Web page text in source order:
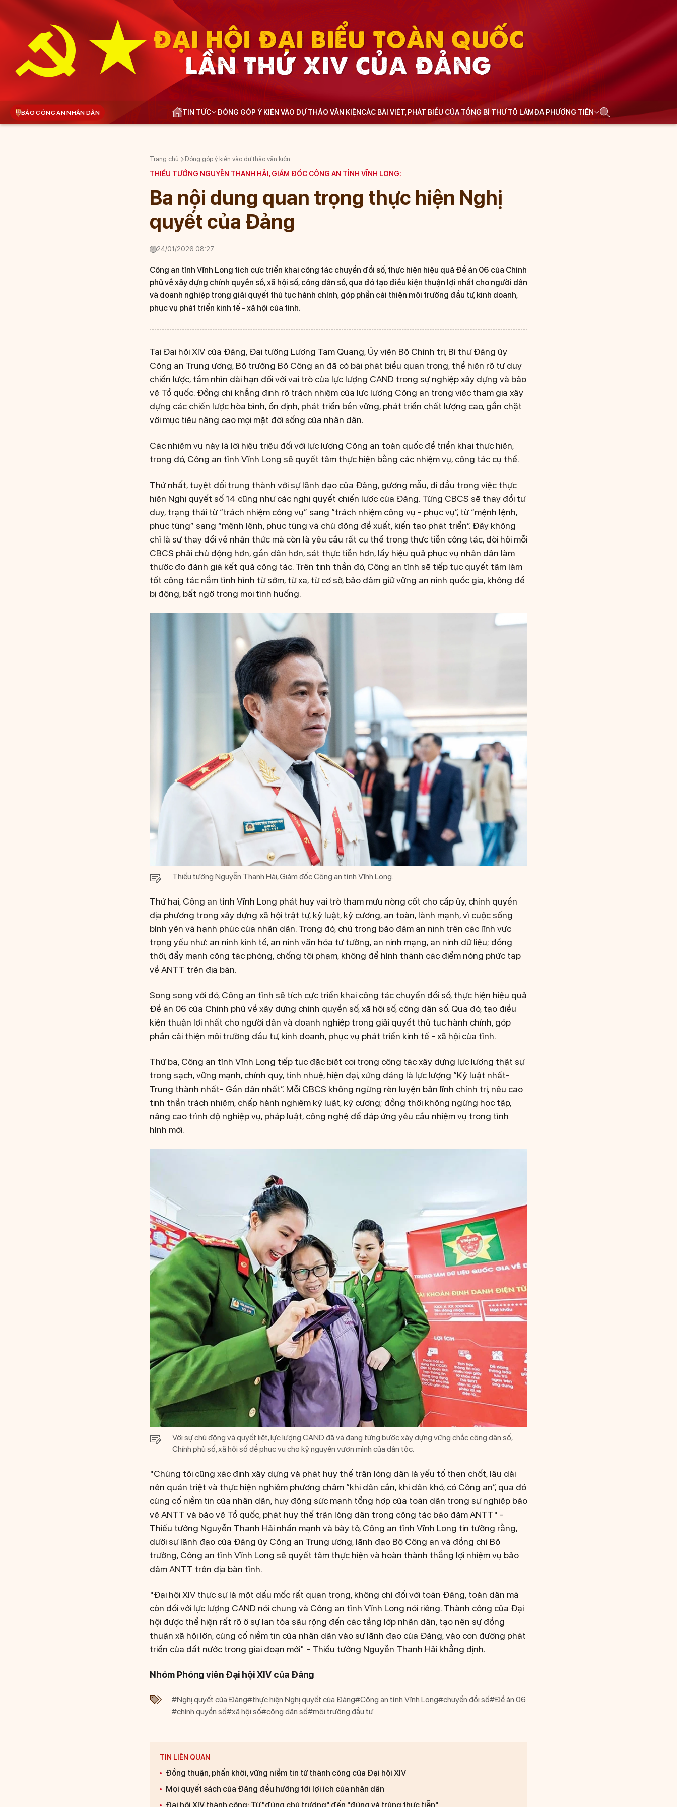
ĐẠI HỘI ĐẠI BIỂU TOÀN QUỐC
LẦN THỨ XIV CỦA ĐẢNG
BÁO CÔNG AN NHÂN DÂN TIN TỨC ĐÓNG GÓP Ý KIẾN VÀO DỰ THẢO VĂN KIỆNCÁC BÀI VIẾT, PHÁT BIỂU CỦA TỔNG BÍ THƯ TÔ LÂMĐA PHƯƠNG TIỆN
Trang chủ Đóng góp ý kiến vào dự thảo văn kiện
THIẾU TƯỚNG NGUYỄN THANH HẢI, GIÁM ĐỐC CÔNG AN TỈNH VĨNH LONG:
Ba nội dung quan trọng thực hiện Nghị
quyết của Đảng
24/01/2026 08:27
Công an tỉnh Vĩnh Long tích cực triển khai công tác chuyển đổi số, thực hiện hiệu quả Đề án 06 của Chính
phủ về xây dựng chính quyền số, xã hội số, công dân số, qua đó tạo điều kiện thuận lợi nhất cho người dân
và doanh nghiệp trong giải quyết thủ tục hành chính, góp phần cải thiện môi trường đầu tư, kinh doanh,
phục vụ phát triển kinh tế - xã hội của tỉnh.
Tại Đại hội XIV của Đảng, Đại tướng Lương Tam Quang, Ủy viên Bộ Chính trị, Bí thư Đảng ủy
Công an Trung ương, Bộ trưởng Bộ Công an đã có bài phát biểu quan trọng, thể hiện rõ tư duy
chiến lược, tầm nhìn dài hạn đối với vai trò của lực lượng CAND trong sự nghiệp xây dựng và bảo
vệ Tổ quốc. Đồng chí khẳng định rõ trách nhiệm của lực lượng Công an trong việc tham gia xây
dựng các chiến lược hòa bình, ổn định, phát triển bền vững, phát triển chất lượng cao, gắn chặt
với mục tiêu nâng cao mọi mặt đời sống của nhân dân.
Các nhiệm vụ này là lời hiệu triệu đối với lực lượng Công an toàn quốc để triển khai thực hiện,
trong đó, Công an tỉnh Vĩnh Long sẽ quyết tâm thực hiện bằng các nhiệm vụ, công tác cụ thể.
Thứ nhất, tuyệt đối trung thành với sự lãnh đạo của Đảng, gương mẫu, đi đầu trong việc thực
hiện Nghị quyết số 14 cũng như các nghị quyết chiến lược của Đảng. Từng CBCS sẽ thay đổi tư
duy, trạng thái từ “trách nhiệm công vụ” sang “trách nhiệm công vụ - phục vụ”, từ “mệnh lệnh,
phục tùng” sang “mệnh lệnh, phục tùng và chủ động đề xuất, kiến tạo phát triển”. Đây không
chỉ là sự thay đổi về nhận thức mà còn là yêu cầu rất cụ thể trong thực tiễn công tác, đòi hỏi mỗi
CBCS phải chủ động hơn, gần dân hơn, sát thực tiễn hơn, lấy hiệu quả phục vụ nhân dân làm
thước đo đánh giá kết quả công tác. Trên tinh thần đó, Công an tỉnh sẽ tiếp tục quyết tâm làm
tốt công tác nắm tình hình từ sớm, từ xa, từ cơ sở, bảo đảm giữ vững an ninh quốc gia, không để
bị động, bất ngờ trong mọi tình huống.
Thiếu tướng Nguyễn Thanh Hải, Giám đốc Công an tỉnh Vĩnh Long.
Thứ hai, Công an tỉnh Vĩnh Long phát huy vai trò tham mưu nòng cốt cho cấp ủy, chính quyền
địa phương trong xây dựng xã hội trật tự, kỷ luật, kỷ cương, an toàn, lành mạnh, vì cuộc sống
bình yên và hạnh phúc của nhân dân. Trong đó, chú trọng bảo đảm an ninh trên các lĩnh vực
trọng yếu như: an ninh kinh tế, an ninh văn hóa tư tưởng, an ninh mạng, an ninh dữ liệu; đồng
thời, đẩy mạnh công tác phòng, chống tội phạm, không để hình thành các điểm nóng phức tạp
về ANTT trên địa bàn.
Song song với đó, Công an tỉnh sẽ tích cực triển khai công tác chuyển đổi số, thực hiện hiệu quả
Đề án 06 của Chính phủ về xây dựng chính quyền số, xã hội số, công dân số. Qua đó, tạo điều
kiện thuận lợi nhất cho người dân và doanh nghiệp trong giải quyết thủ tục hành chính, góp
phần cải thiện môi trường đầu tư, kinh doanh, phục vụ phát triển kinh tế - xã hội của tỉnh.
Thứ ba, Công an tỉnh Vĩnh Long tiếp tục đặc biệt coi trọng công tác xây dựng lực lượng thật sự
trong sạch, vững mạnh, chính quy, tinh nhuệ, hiện đại, xứng đáng là lực lượng “Kỷ luật nhất-
Trung thành nhất- Gần dân nhất”. Mỗi CBCS không ngừng rèn luyện bản lĩnh chính trị, nêu cao
tinh thần trách nhiệm, chấp hành nghiêm kỷ luật, kỷ cương; đồng thời không ngừng học tập,
nâng cao trình độ nghiệp vụ, pháp luật, công nghệ để đáp ứng yêu cầu nhiệm vụ trong tình
hình mới.
Với sự chủ động và quyết liệt, lực lượng CAND đã và đang từng bước xây dựng vững chắc công dân số,
Chính phủ số, xã hội số để phục vụ cho kỷ nguyên vươn mình của dân tộc.
"Chúng tôi cũng xác định xây dựng và phát huy thế trận lòng dân là yếu tố then chốt, lâu dài
nên quán triệt và thực hiện nghiêm phương châm “khi dân cần, khi dân khó, có Công an”, qua đó
củng cố niềm tin của nhân dân, huy động sức mạnh tổng hợp của toàn dân trong sự nghiệp bảo
vệ ANTT và bảo vệ Tổ quốc, phát huy thế trận lòng dân trong công tác bảo đảm ANTT" -
Thiếu tướng Nguyễn Thanh Hải nhấn mạnh và bày tỏ, Công an tỉnh Vĩnh Long tin tưởng rằng,
dưới sự lãnh đạo của Đảng ủy Công an Trung ương, lãnh đạo Bộ Công an và đồng chí Bộ
trưởng, Công an tỉnh Vĩnh Long sẽ quyết tâm thực hiện và hoàn thành thắng lợi nhiệm vụ bảo
đảm ANTT trên địa bàn tỉnh.
"Đại hội XIV thực sự là một dấu mốc rất quan trọng, không chỉ đối với toàn Đảng, toàn dân mà
còn đối với lực lượng CAND nói chung và Công an tỉnh Vĩnh Long nói riêng. Thành công của Đại
hội được thể hiện rất rõ ở sự lan tỏa sâu rộng đến các tầng lớp nhân dân, tạo nên sự đồng
thuận xã hội lớn, củng cố niềm tin của nhân dân vào sự lãnh đạo của Đảng, vào con đường phát
triển của đất nước trong giai đoạn mới" - Thiếu tướng Nguyễn Thanh Hải khẳng định.
Nhóm Phóng viên Đại hội XIV của Đảng
#Nghị quyết của Đảng#thực hiện Nghị quyết của Đảng#Công an tỉnh Vĩnh Long#chuyển đổi số#Đề án 06
#chính quyền số#xã hội số#công dân số#môi trường đầu tư
TIN LIÊN QUAN
Đồng thuận, phấn khởi, vững niềm tin từ thành công của Đại hội XIV
Mọi quyết sách của Đảng đều hướng tới lợi ích của nhân dân